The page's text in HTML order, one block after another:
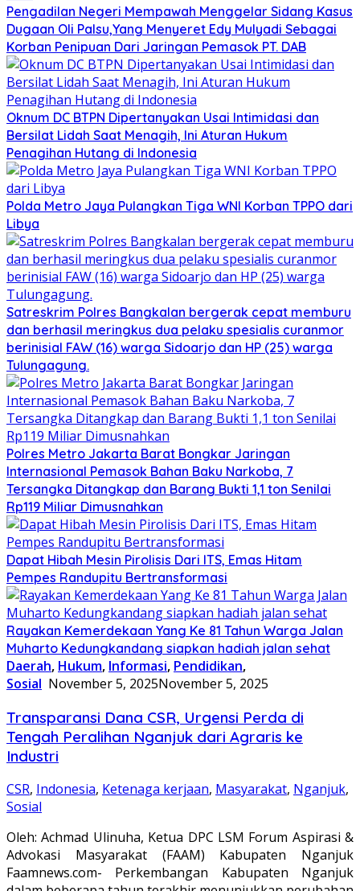
Pengadilan Negeri Mempawah Menggelar Sidang Kasus
Dugaan Oli Palsu,Yang Menyeret Edy Mulyadi Sebagai
Korban Penipuan Dari Jaringan Pemasok PT. DAB
Oknum DC BTPN Dipertanyakan Usai Intimidasi dan
Bersilat Lidah Saat Menagih, Ini Aturan Hukum
Penagihan Hutang di Indonesia
Polda Metro Jaya Pulangkan Tiga WNI Korban TPPO dari
Libya
Satreskrim Polres Bangkalan bergerak cepat memburu
dan berhasil meringkus dua pelaku spesialis curanmor
berinisial FAW (16) warga Sidoarjo dan HP (25) warga
Tulungagung.
Polres Metro Jakarta Barat Bongkar Jaringan
Internasional Pemasok Bahan Baku Narkoba, 7
Tersangka Ditangkap dan Barang Bukti 1,1 ton Senilai
Rp119 Miliar Dimusnahkan
Dapat Hibah Mesin Pirolisis Dari ITS, Emas Hitam
Pempes Randupitu Bertransformasi
Rayakan Kemerdekaan Yang Ke 81 Tahun Warga Jalan
Muharto Kedungkandang siapkan hadiah jalan sehat
Daerah, Hukum, Informasi, Pendidikan,
Sosial November 5, 2025November 5, 2025
Transparansi Dana CSR, Urgensi Perda di
Tengah Peralihan Nganjuk dari Agraris ke
Industri
CSR, Indonesia, Ketenaga kerjaan, Masyarakat, Nganjuk,
Sosial
Oleh: Achmad Ulinuha, Ketua DPC LSM Forum Aspirasi &
Advokasi Masyarakat (FAAM) Kabupaten Nganjuk
Faamnews.com- Perkembangan Kabupaten Nganjuk